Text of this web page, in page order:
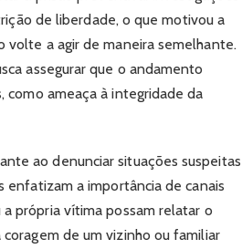
de liberdade, o que motivou a
volte a agir de maneira semelhante.
assegurar que o andamento
como ameaça à integridade da
ao denunciar situações suspeitas
enfatizam a importância de canais
própria vítima possam relatar o
de um vizinho ou familiar